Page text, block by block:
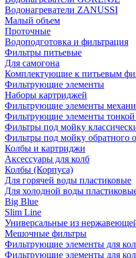
Водонагреватели ZANUSSI
Малый объем
Проточные
Водоподготовка и фильтрация
Фильтры питьевые
Для самогона
Комплектующие к питьевым
Фильтрующие элементы
Наборы картриджей
Фильтрующие элементы
Фильтрующие элементы тонкой
Фильтры под мойку
Фильтры под мойку обратного
Колбы и картриджи
Аксессуары для колб
Колбы (Корпуса)
Для горячей воды пластиковые
Для холодной воды
Big Blue
Slim Line
Универсальные из
Мешочные фильтры
Фильтрующие элементы для
Фильтрующие элементы для